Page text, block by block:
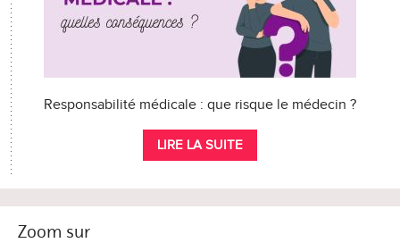
Responsabilité médicale : que risque le médecin ?
LIRE LA SUITE
Zoom sur